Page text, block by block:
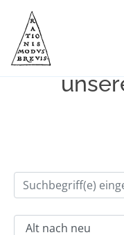
Einfache